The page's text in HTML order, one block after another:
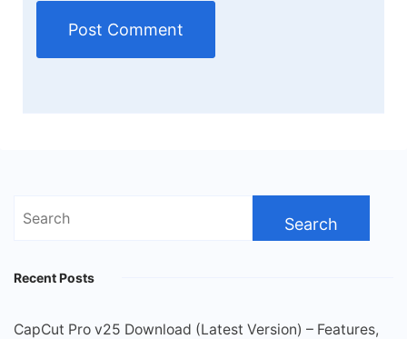
Search
Recent Posts
CapCut Pro v25 Download (Latest Version) – Features,